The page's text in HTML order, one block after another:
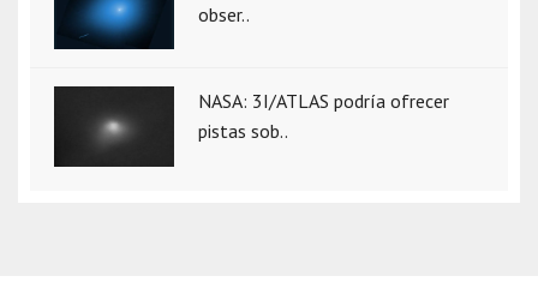
obser..
NASA: 3I/ATLAS podría ofrecer
pistas sob..